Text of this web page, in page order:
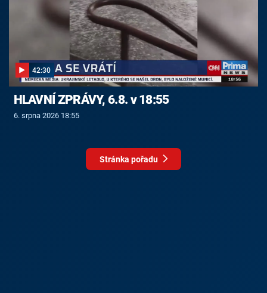
42:30
HLAVNÍ ZPRÁVY, 6.8. v 18:55
6. srpna 2026 18:55
Stránka pořadu